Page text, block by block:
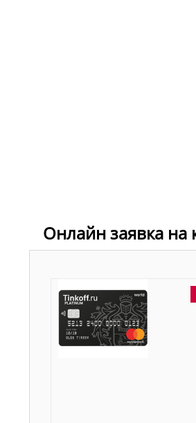
Онлайн заявка на